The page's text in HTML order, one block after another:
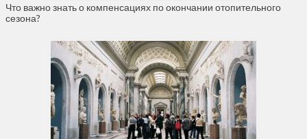
Что важно знать о компенсациях по окончании отопительного
сезона?